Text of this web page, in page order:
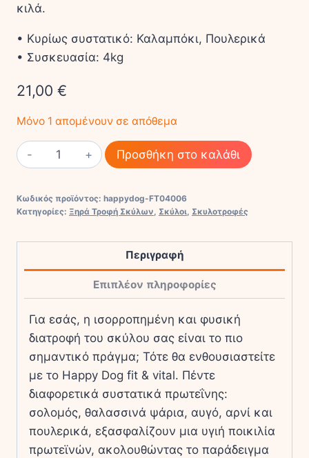
κιλά.
• Κυρίως συστατικό: Καλαμπόκι, Πουλερικά
• Συσκευασία: 4kg
21,00 €
Μόνο 1 απομένουν σε απόθεμα
Happy
Dog
Medium
Προσθήκη στο καλάθι
Κωδικός προϊόντος: happydog-FT04006
Κατηγορίες: Ξηρά Τροφή Σκύλων Σκύλοι Σκυλοτροφές
Περιγραφή
Επιπλέον πληροφορίες
Για εσάς, η ισορροπημένη και φυσική
διατροφή του σκύλου σας είναι το πιο
σημαντικό πράγμα; Τότε θα ενθουσιαστείτε
με το Happy Dog fit & vital. Πέντε
διαφορετικά συστατικά πρωτεΐνης:
σολομός, θαλασσινά ψάρια, αυγό, αρνί και
πουλερικά, εξασφαλίζουν μια υγιή ποικιλία
πρωτεϊνών, ακολουθώντας το παράδειγμα